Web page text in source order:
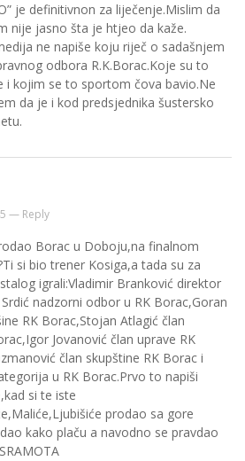
je definitivnon za liječenje.Mislim da
nije jasno šta je htjeo da kaže.
ne napiše koju riječ o sadašnjem
odbora R.K.Borac.Koje su to
i kojim se to sportom čova bavio.Ne
da je i kod predsjednika šustersko
— Reply
Borac u Doboju,na finalnom
si bio trener Kosiga,a tada su za
igrali:Vladimir Branković direktor
nadzorni odbor u RK Borac,Goran
RK Borac,Stojan Atlagić član
Jovanović član uprave RK
član skupštine RK Borac i
u RK Borac.Prvo to napiši
si te iste
prodao sa gore
kako plaču a navodno se pravdao